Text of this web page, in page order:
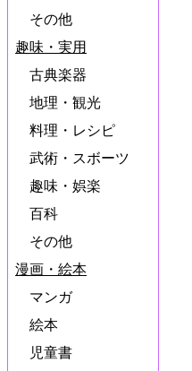
その他
趣味・実用
古典楽器
地理・観光
料理・レシピ
武術・スボーツ
趣味・娯楽
百科
その他
漫画・絵本
マンガ
絵本
児童書